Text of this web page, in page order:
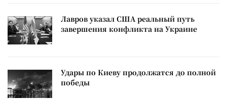
Лавров указал США реальный путь
завершения конфликта на Украине
Удары по Киеву продолжатся до полной
победы